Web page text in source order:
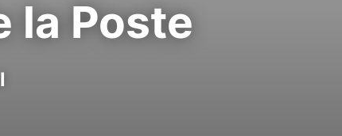
la Poste